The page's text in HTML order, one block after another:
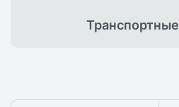
Транспортные